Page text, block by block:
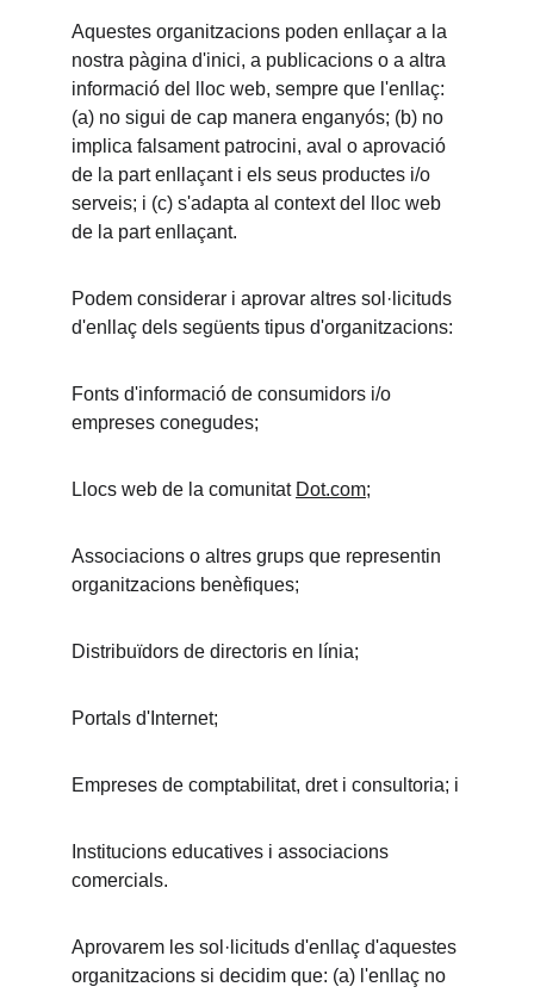
Aquestes organitzacions poden enllaçar a la
nostra pàgina d'inici, a publicacions o a altra
informació del lloc web, sempre que l'enllaç:
(a) no sigui de cap manera enganyós; (b) no
implica falsament patrocini, aval o aprovació
de la part enllaçant i els seus productes i/o
serveis; i (c) s'adapta al context del lloc web
de la part enllaçant.
Podem considerar i aprovar altres sol·licituds
d'enllaç dels següents tipus d'organitzacions:
Fonts d'informació de consumidors i/o
empreses conegudes;
Llocs web de la comunitat Dot.com;
Associacions o altres grups que representin
organitzacions benèfiques;
Distribuïdors de directoris en línia;
Portals d'Internet;
Empreses de comptabilitat, dret i consultoria; i
Institucions educatives i associacions
comercials.
Aprovarem les sol·licituds d'enllaç d'aquestes
organitzacions si decidim que: (a) l'enllaç no